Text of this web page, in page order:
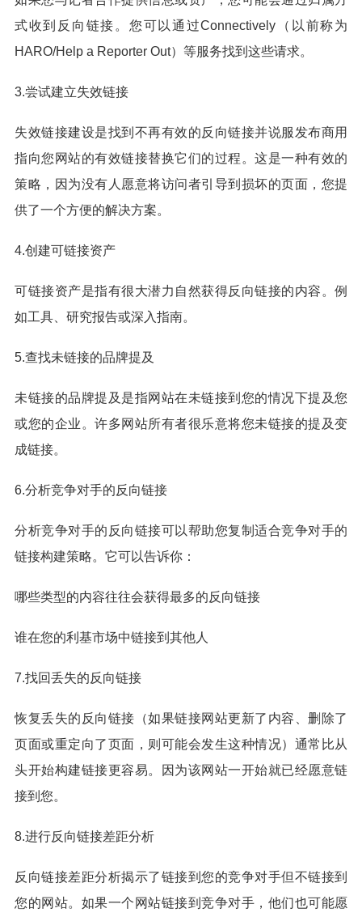
式收到反向链接。您可以通过Connectively（以前称为
HARO/Help a Reporter Out）等服务找到这些请求。
3.尝试建立失效链接
失效链接建设是找到不再有效的反向链接并说服发布商用
指向您网站的有效链接替换它们的过程。这是一种有效的
策略，因为没有人愿意将访问者引导到损坏的页面，您提
供了一个方便的解决方案。
4.创建可链接资产
可链接资产是指有很大潜力自然获得反向链接的内容。例
如工具、研究报告或深入指南。
5.查找未链接的品牌提及
未链接的品牌提及是指网站在未链接到您的情况下提及您
或您的企业。许多网站所有者很乐意将您未链接的提及变
成链接。
6.分析竞争对手的反向链接
分析竞争对手的反向链接可以帮助您复制适合竞争对手的
链接构建策略。它可以告诉你：
哪些类型的内容往往会获得最多的反向链接
谁在您的利基市场中链接到其他人
7.找回丢失的反向链接
恢复丢失的反向链接（如果链接网站更新了内容、删除了
页面或重定向了页面，则可能会发生这种情况）通常比从
头开始构建链接更容易。因为该网站一开始就已经愿意链
接到您。
8.进行反向链接差距分析
反向链接差距分析揭示了链接到您的竞争对手但不链接到
您的网站。如果一个网站链接到竞争对手，他们也可能愿